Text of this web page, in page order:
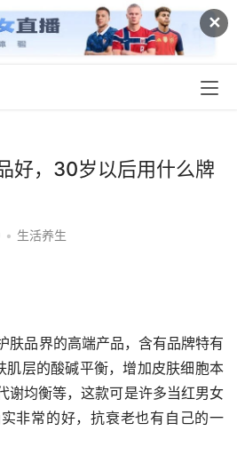
✕
好，30岁以后用什么牌
• 生活养生
肤品界的高端产品，含有品牌特有
层的酸碱平衡，增加皮肤细胞本
谢均衡等，这款可是许多当红男女
非常的好，抗衰老也有自己的一